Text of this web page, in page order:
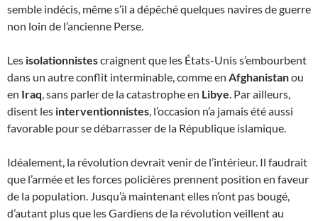
semble indécis, même s’il a dépêché quelques navires de guerre
non loin de l’ancienne Perse.
Les isolationnistescraignent que les États-Unis s’embourbent
dans un autre conflit interminable, comme en Afghanistanou
en Iraq, sans parler de la catastrophe en Libye. Par ailleurs,
disent les interventionnistes, l’occasion n’a jamais été aussi
favorable pour se débarrasser de la République islamique.
Idéalement, la révolution devrait venir de l’intérieur. Il faudrait
que l’armée et les forces policières prennent position en faveur
de la population. Jusqu’à maintenant elles n’ont pas bougé,
d’autant plus que les Gardiens de la révolution veillent au